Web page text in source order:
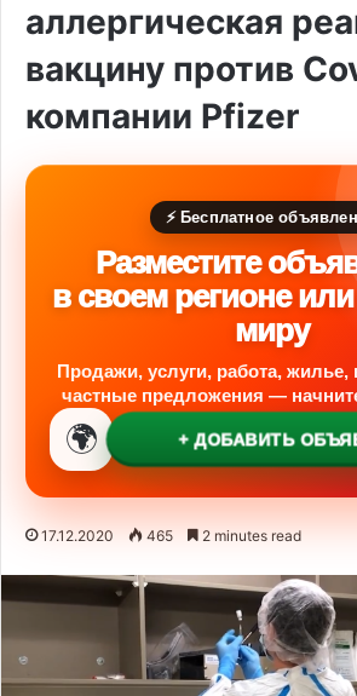
аллергическая
вакцину против
компании Pfizer
⚡ Бесплатное
Разместите
в своем регионе
миру
Продажи, услуги, работа, жилье,
частные предложения —
🌍 + ДОБАВИТЬ
17.12.2020 465 2 minutes read